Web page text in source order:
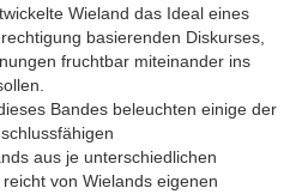
Wieland das Ideal eines
basierenden Diskurses,
fruchtbar miteinander ins
Bandes beleuchten einige der
aus je unterschiedlichen
von Wielands eigenen